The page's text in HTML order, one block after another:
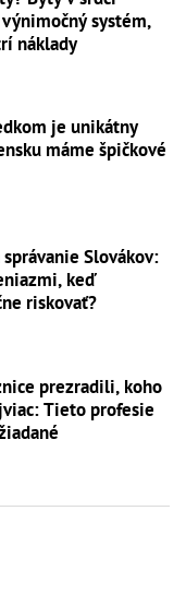
systém,
náklady
je unikátny
máme špičkové
Slovákov:
keď
riskovať?
prezradili, koho
Tieto profesie